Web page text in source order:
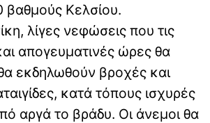
Κελσίου.
λίγες νεφώσεις που τις
απογευματινές ώρες θα
εκδηλωθούν βροχές και
κατά τόπους ισχυρές
αργά το βράδυ. Οι άνεμοι θα